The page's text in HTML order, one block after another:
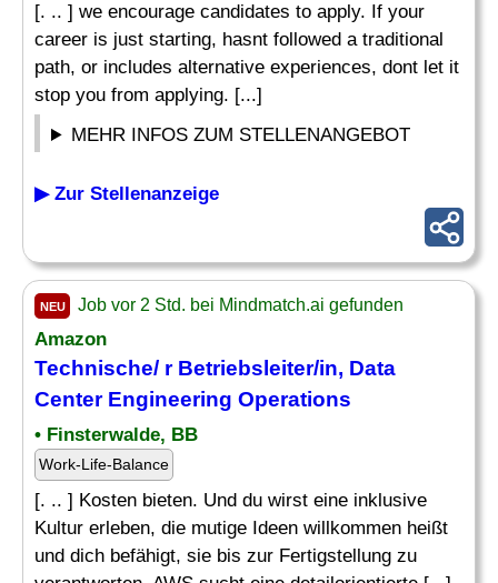
[. .. ] we encourage candidates to apply. If your
career is just starting, hasnt followed a traditional
path, or includes alternative experiences, dont let it
stop you from applying. [...]
MEHR INFOS ZUM STELLENANGEBOT
▶ Zur Stellenanzeige
NEU Job vor 2 Std. bei Mindmatch.ai gefunden
Amazon
Technische/ r Betriebsleiter/in, Data
Center Engineering Operations
• Finsterwalde, BB
Work-Life-Balance
[. .. ] Kosten bieten. Und du wirst eine inklusive
Kultur erleben, die mutige Ideen willkommen heißt
und dich befähigt, sie bis zur Fertigstellung zu